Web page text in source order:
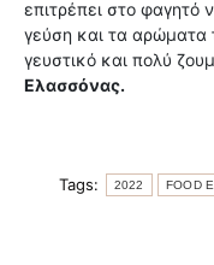
επιτρέπει στο φαγητό
γεύση και τα αρώματα
γευστικό και πολύ
Ελασσόνας.
Tags: 2022 FOOD